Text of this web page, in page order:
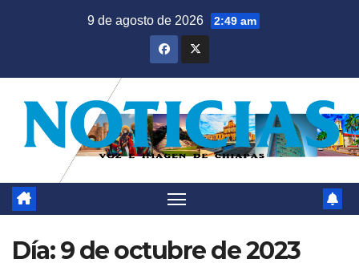
9 de agosto de 2026 2:49 am
Día:9 de octubre de 2023